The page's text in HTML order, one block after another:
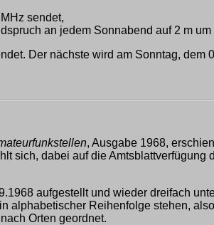
sendet,
an jedem Sonnabend auf 2 m
Der nächste wird am Sonntag, dem
, Ausgabe 1968,
sich, dabei auf die
aufgestellt und wieder dreifach
alphabetischer Reihenfolge stehen,
Orten geordnet.